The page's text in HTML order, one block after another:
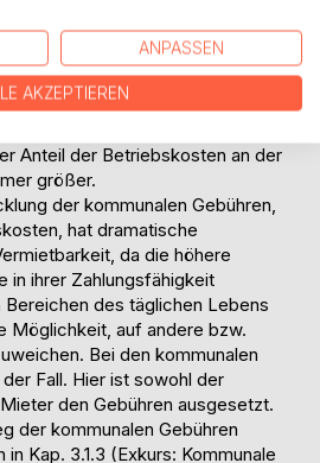
% und die Betriebskosten stiegen
hatten 1991 einen Anteil von
von 26,2 % an der
macht deutlich, dass die
Anteil der Betriebskosten an der
größer.
der kommunalen Gebühren,
hat dramatische
da die höhere
in ihrer Zahlungsfähigkeit
Bereichen des täglichen Lebens
Möglichkeit, auf andere bzw.
Bei den kommunalen
Fall. Hier ist sowohl der
den Gebühren ausgesetzt.
der kommunalen Gebühren
Kap. 3.1.3 (Exkurs: Kommunale
ANPASSEN
AKZEPTIEREN